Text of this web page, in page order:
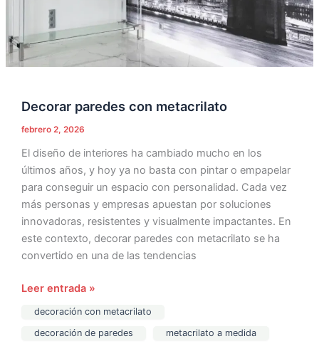
Decorar paredes con metacrilato
febrero 2, 2026
El diseño de interiores ha cambiado mucho en los
últimos años, y hoy ya no basta con pintar o empapelar
para conseguir un espacio con personalidad. Cada vez
más personas y empresas apuestan por soluciones
innovadoras, resistentes y visualmente impactantes. En
este contexto, decorar paredes con metacrilato se ha
convertido en una de las tendencias
Leer entrada »
decoración con metacrilato
decoración de paredes
metacrilato a medida